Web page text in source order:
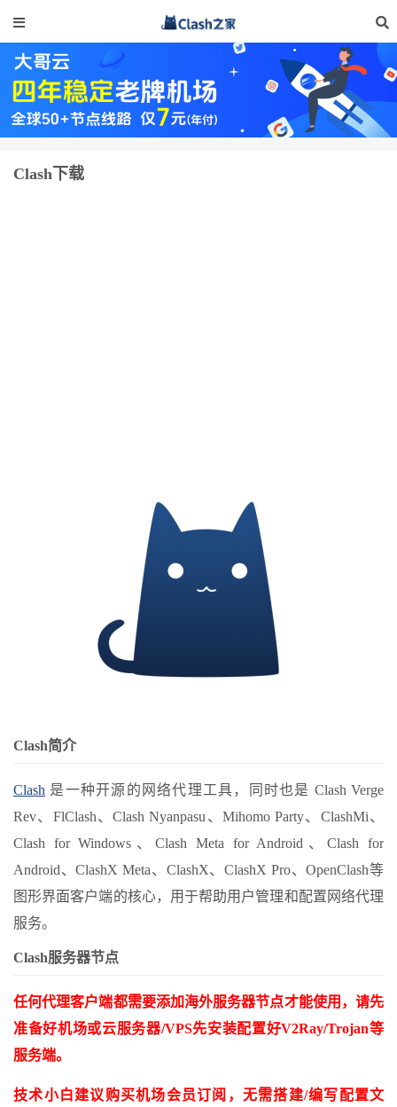
Clash下载
Clash简介
Clash 是一种开源的网络代理工具，同时也是 Clash Verge
Rev、FlClash、Clash Nyanpasu、Mihomo Party、ClashMi、
Clash for Windows、Clash Meta for Android、Clash for
Android、ClashX Meta、ClashX、ClashX Pro、OpenClash等
图形界面客户端的核心，用于帮助用户管理和配置网络代理
服务。
Clash服务器节点
任何代理客户端都需要添加海外服务器节点才能使用，请先
准备好机场或云服务器/VPS先安装配置好V2Ray/Trojan等
服务端。
技术小白建议购买机场会员订阅，无需搭建/编写配置文